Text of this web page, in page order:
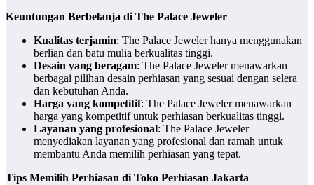
Keuntungan Berbelanja di The Palace Jeweler
Kualitas terjamin: The Palace Jeweler hanya menggunakan
berlian dan batu mulia berkualitas tinggi.
Desain yang beragam: The Palace Jeweler menawarkan
berbagai pilihan desain perhiasan yang sesuai dengan selera
dan kebutuhan Anda.
Harga yang kompetitif: The Palace Jeweler menawarkan
harga yang kompetitif untuk perhiasan berkualitas tinggi.
Layanan yang profesional: The Palace Jeweler
menyediakan layanan yang profesional dan ramah untuk
membantu Anda memilih perhiasan yang tepat.
Tips Memilih Perhiasan di Toko Perhiasan Jakarta